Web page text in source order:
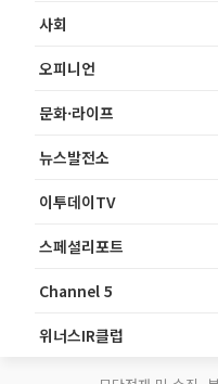
사회
오피니언
문화·라이프
뉴스발전소
이투데이TV
스페셜리포트
Channel 5
위너스IR클럽